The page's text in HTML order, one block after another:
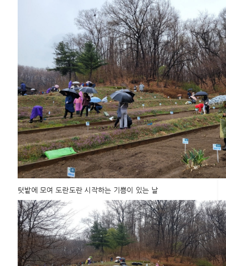
텃밭에 모여 도란도란 시작하는 기쁨이 있는 날